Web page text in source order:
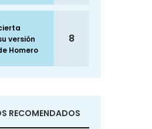
versión
Homero
8
RECOMENDADOS